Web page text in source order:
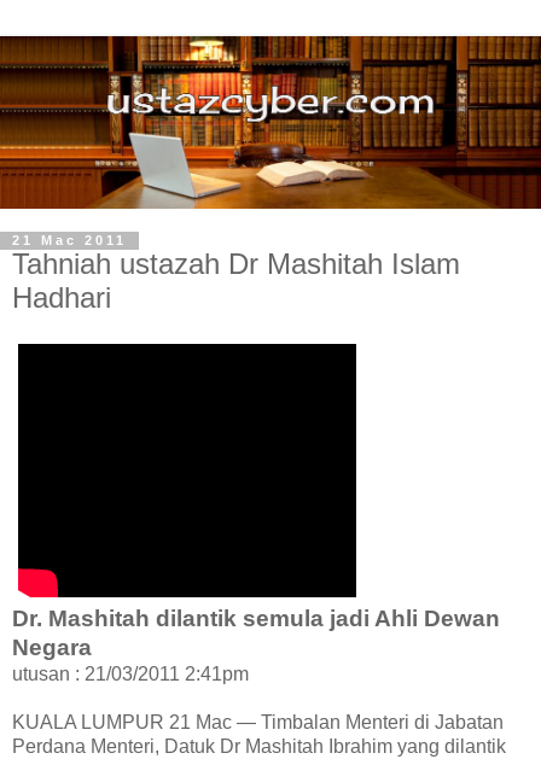
21 Mac 2011
Tahniah ustazah Dr Mashitah Islam
Hadhari
Dr. Mashitah dilantik semula jadi Ahli Dewan
Negara
utusan : 21/03/2011 2:41pm
KUALA LUMPUR 21 Mac — Timbalan Menteri di Jabatan
Perdana Menteri, Datuk Dr Mashitah Ibrahim yang dilantik